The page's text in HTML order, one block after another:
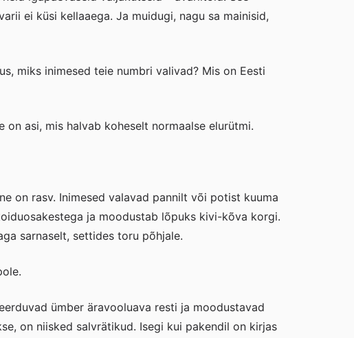
ei küsi kellaaega. Ja muidugi, nagu sa mainisid,
miks inimesed teie numbri valivad? Mis on Eesti
on asi, mis halvab koheselt normaalse elurütmi.
on rasv. Inimesed valavad pannilt või potist kuuma
ja moodustab lõpuks kivi-kõva korgi.
sarnaselt, settides toru põhjale.
ümber äravooluava resti ja moodustavad
on niisked salvrätikud. Isegi kui pakendil on kirjas